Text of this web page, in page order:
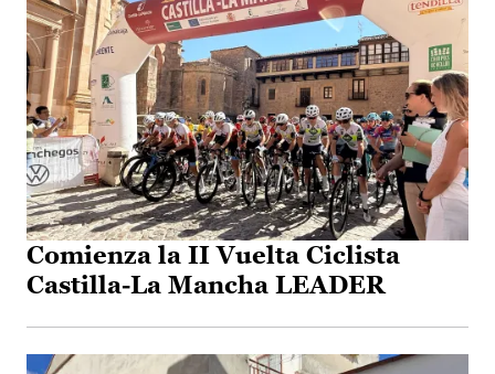
Comienza la II Vuelta Ciclista
Castilla-La Mancha LEADER